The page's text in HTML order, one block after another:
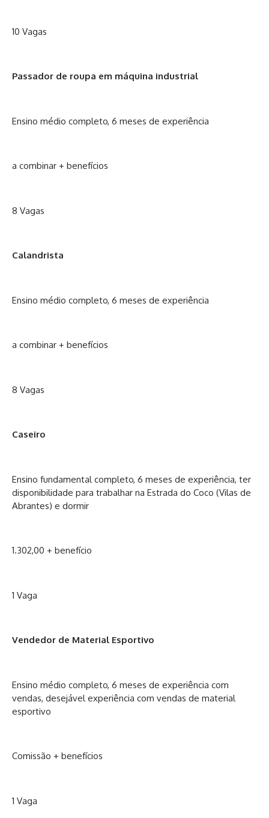
10 Vagas
Passador de roupa em máquina industrial
Ensino médio completo, 6 meses de experiência
a combinar + benefícios
8 Vagas
Calandrista
Ensino médio completo, 6 meses de experiência
a combinar + benefícios
8 Vagas
Caseiro
Ensino fundamental completo, 6 meses de experiência, ter
disponibilidade para trabalhar na Estrada do Coco (Vilas de
Abrantes) e dormir
1.302,00 + benefício
1 Vaga
Vendedor de Material Esportivo
Ensino médio completo, 6 meses de experiência com
vendas, desejável experiência com vendas de material
esportivo
Comissão + benefícios
1 Vaga